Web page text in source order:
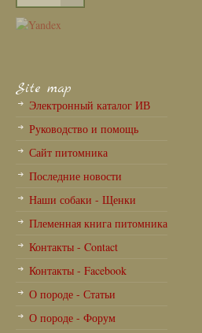
Site map
Электронный каталог ИВ
Руководство и помощь
Сайт питомника
Последние новости
Наши собаки - Щенки
Племенная книга питомника
Контакты - Contact
Контакты - Facebook
О породе - Статьи
О породе - Форум